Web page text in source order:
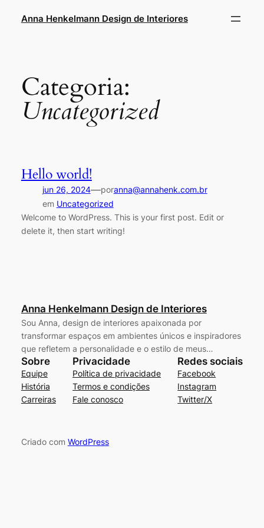
Anna Henkelmann Design de Interiores
Categoria:
Uncategorized
Hello world!
jun 26, 2024—poranna@annahenk.com.br
em Uncategorized
Welcome to WordPress. This is your first post. Edit or
delete it, then start writing!
Anna Henkelmann Design de Interiores
Sou Anna, design de interiores apaixonada por
transformar espaços em ambientes únicos e inspiradores
que refletem a personalidade e o estilo de meus…
Sobre
Equipe
História
Carreiras
Privacidade
Política de privacidade
Termos e condições
Fale conosco
Redes sociais
Facebook
Instagram
Twitter/X
Criado com WordPress